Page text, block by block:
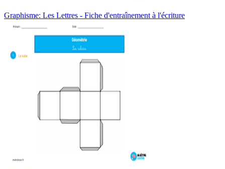
Graphisme: Les Lettres - Fiche d'entraînement à l'écriture